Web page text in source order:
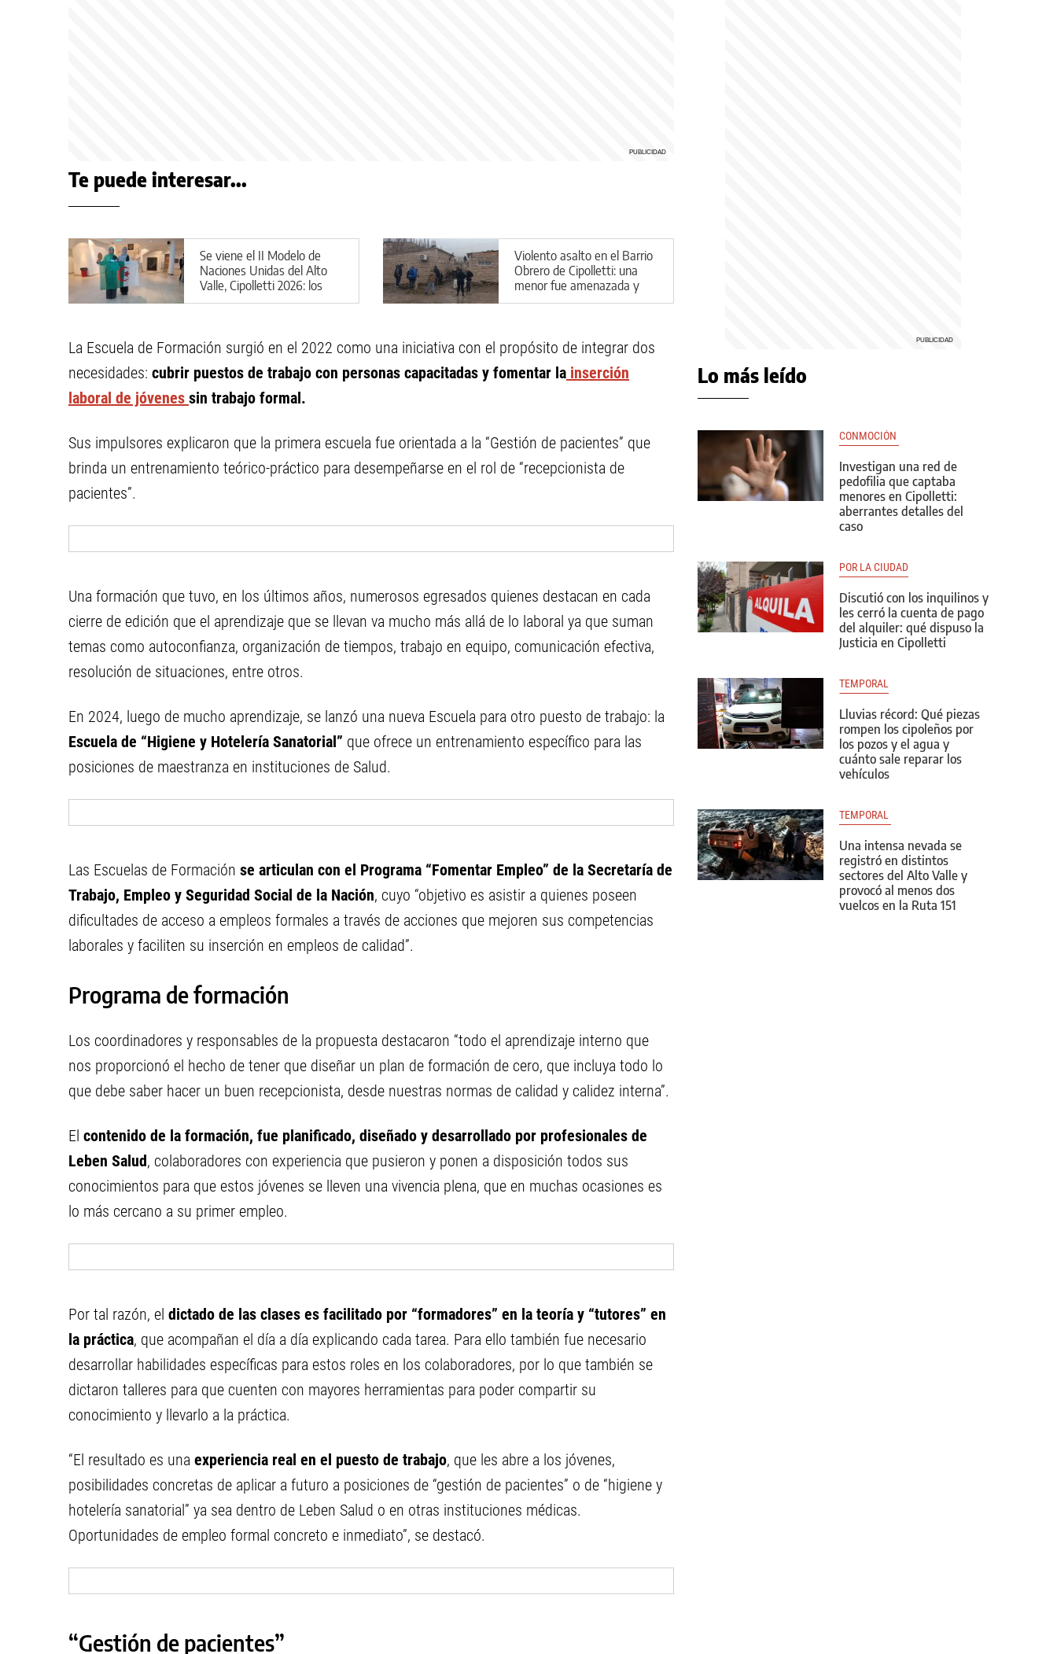
Te puede interesar...
Se viene el II Modelo de
Naciones Unidas del Alto
Valle, Cipolletti 2026: los
detalles
Violento asalto en el Barrio
Obrero de Cipolletti: una
menor fue amenazada y
encerrada
La Escuela de Formación surgió en el 2022 como una iniciativa con el propósito de integrar dos
necesidades: cubrir puestos de trabajo con personas capacitadas y fomentar la inserción
laboral de jóvenes sin trabajo formal.
Sus impulsores explicaron que la primera escuela fue orientada a la “Gestión de pacientes” que
brinda un entrenamiento teórico-práctico para desempeñarse en el rol de “recepcionista de
pacientes”.
Una formación que tuvo, en los últimos años, numerosos egresados quienes destacan en cada
cierre de edición que el aprendizaje que se llevan va mucho más allá de lo laboral ya que suman
temas como autoconfianza, organización de tiempos, trabajo en equipo, comunicación efectiva,
resolución de situaciones, entre otros.
En 2024, luego de mucho aprendizaje, se lanzó una nueva Escuela para otro puesto de trabajo: la
Escuela de “Higiene y Hotelería Sanatorial” que ofrece un entrenamiento específico para las
posiciones de maestranza en instituciones de Salud.
Las Escuelas de Formación se articulan con el Programa “Fomentar Empleo” de la Secretaría de
Trabajo, Empleo y Seguridad Social de la Nación, cuyo “objetivo es asistir a quienes poseen
dificultades de acceso a empleos formales a través de acciones que mejoren sus competencias
laborales y faciliten su inserción en empleos de calidad”.
Programa de formación
Los coordinadores y responsables de la propuesta destacaron “todo el aprendizaje interno que
nos proporcionó el hecho de tener que diseñar un plan de formación de cero, que incluya todo lo
que debe saber hacer un buen recepcionista, desde nuestras normas de calidad y calidez interna”.
El contenido de la formación, fue planificado, diseñado y desarrollado por profesionales de
Leben Salud, colaboradores con experiencia que pusieron y ponen a disposición todos sus
conocimientos para que estos jóvenes se lleven una vivencia plena, que en muchas ocasiones es
lo más cercano a su primer empleo.
Por tal razón, el dictado de las clases es facilitado por “formadores” en la teoría y “tutores” en
la práctica, que acompañan el día a día explicando cada tarea. Para ello también fue necesario
desarrollar habilidades específicas para estos roles en los colaboradores, por lo que también se
dictaron talleres para que cuenten con mayores herramientas para poder compartir su
conocimiento y llevarlo a la práctica.
“El resultado es una experiencia real en el puesto de trabajo, que les abre a los jóvenes,
posibilidades concretas de aplicar a futuro a posiciones de “gestión de pacientes” o de “higiene y
hotelería sanatorial” ya sea dentro de Leben Salud o en otras instituciones médicas.
Oportunidades de empleo formal concreto e inmediato”, se destacó.
“Gestión de pacientes”
Lo más leído
CONMOCIÓN
Investigan una red de
pedofilia que captaba
menores en Cipolletti:
aberrantes detalles del
caso
POR LA CIUDAD
Discutió con los inquilinos y
les cerró la cuenta de pago
del alquiler: qué dispuso la
Justicia en Cipolletti
TEMPORAL
Lluvias récord: Qué piezas
rompen los cipoleños por
los pozos y el agua y
cuánto sale reparar los
vehículos
TEMPORAL
Una intensa nevada se
registró en distintos
sectores del Alto Valle y
provocó al menos dos
vuelcos en la Ruta 151